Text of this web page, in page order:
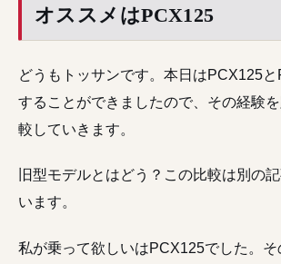
オススメはPCX125
どうもトッサンです。本日はPCX125
することができましたので、その経験
較していきます。
旧型モデルとはどう？この比較は別の
います。
私が乗って欲しいはPCX125でした。そ